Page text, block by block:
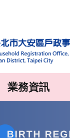
業務資訊